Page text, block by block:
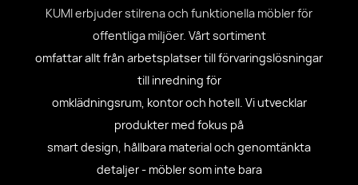
KUMI erbjuder stilrena och funktionella möbler för
offentliga miljöer. Vårt sortiment
omfattar allt från arbetsplatser till förvaringslösningar
till inredning för
omklädningsrum, kontor och hotell. Vi utvecklar
produkter med fokus på
smart design, hållbara material och genomtänkta
detaljer - möbler som inte bara